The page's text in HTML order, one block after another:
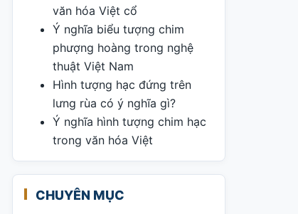
văn hóa Việt cổ
Ý nghĩa biểu tượng chim
phượng hoàng trong nghệ
thuật Việt Nam
Hình tượng hạc đứng trên
lưng rùa có ý nghĩa gì?
Ý nghĩa hình tượng chim hạc
trong văn hóa Việt
CHUYÊN MỤC